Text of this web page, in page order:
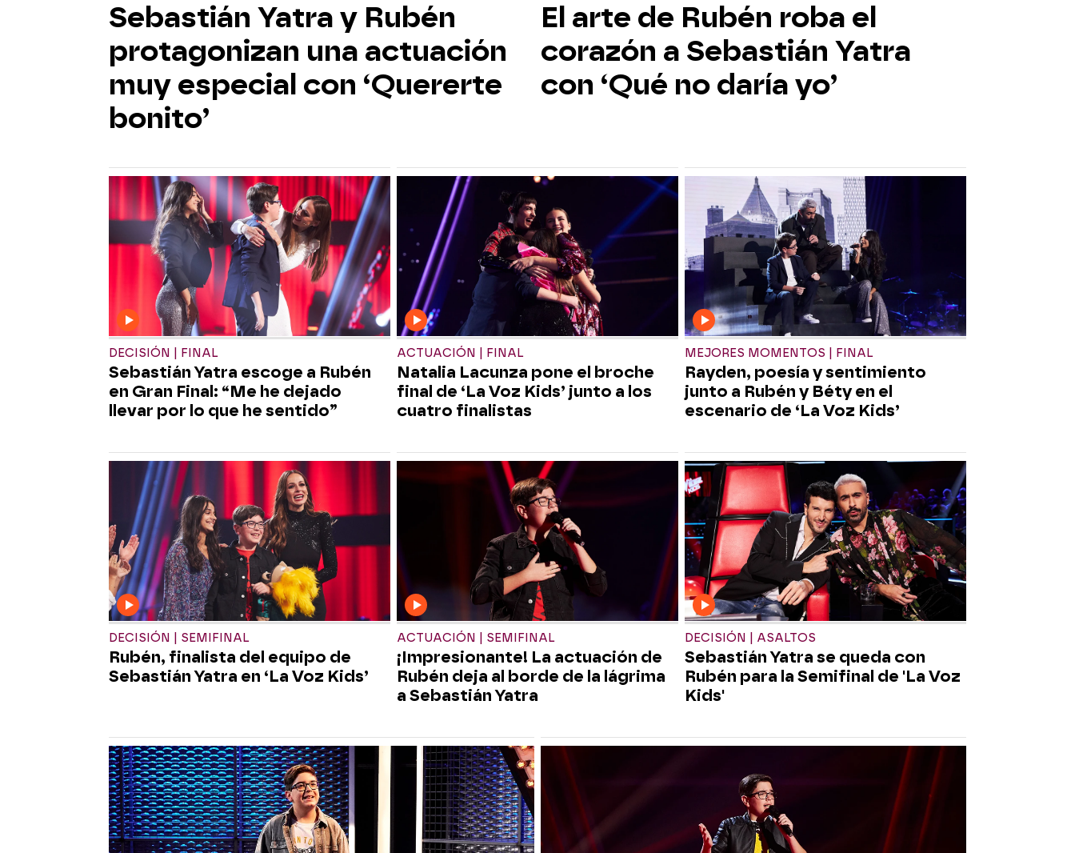
Sebastián Yatra y Rubén
protagonizan una actuación
muy especial con ‘Quererte
bonito’
El arte de Rubén roba el
corazón a Sebastián Yatra
con ‘Qué no daría yo’
DECISIÓN | FINAL
Sebastián Yatra escoge a Rubén
en Gran Final: “Me he dejado
llevar por lo que he sentido”
ACTUACIÓN | FINAL
Natalia Lacunza pone el broche
final de ‘La Voz Kids’ junto a los
cuatro finalistas
MEJORES MOMENTOS | FINAL
Rayden, poesía y sentimiento
junto a Rubén y Béty en el
escenario de ‘La Voz Kids’
DECISIÓN | SEMIFINAL
Rubén, finalista del equipo de
Sebastián Yatra en ‘La Voz Kids’
ACTUACIÓN | SEMIFINAL
¡Impresionante! La actuación de
Rubén deja al borde de la lágrima
a Sebastián Yatra
DECISIÓN | ASALTOS
Sebastián Yatra se queda con
Rubén para la Semifinal de 'La Voz
Kids'